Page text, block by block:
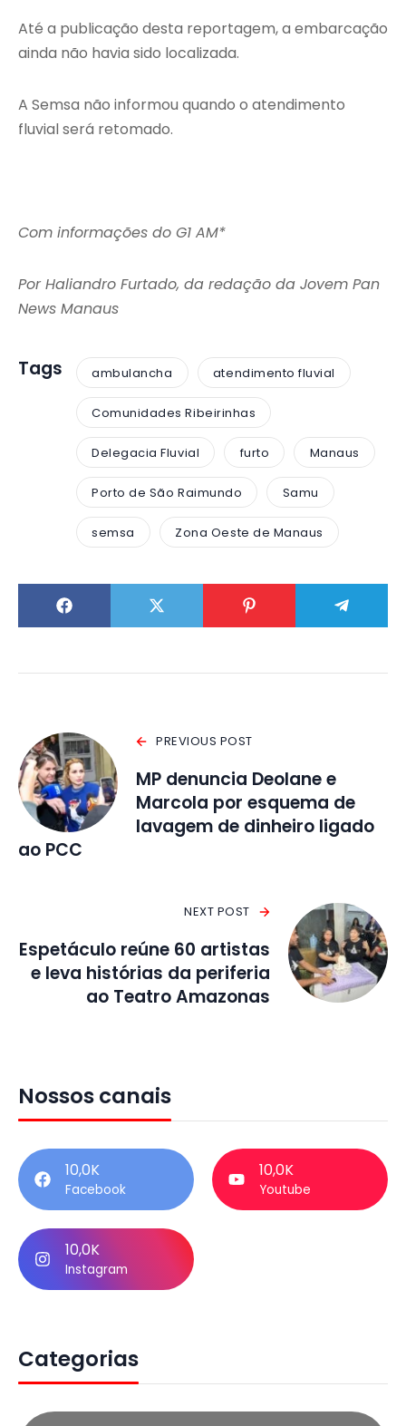
Até a publicação desta reportagem, a embarcação
ainda não havia sido localizada.
A Semsa não informou quando o atendimento
fluvial será retomado.
Com informações do G1 AM*
Por Haliandro Furtado, da redação da Jovem Pan
News Manaus
Tags ambulancha atendimento fluvial
Comunidades Ribeirinhas
Delegacia Fluvial furto Manaus
Porto de São Raimundo Samu
semsa Zona Oeste de Manaus
PREVIOUS POST
MP denuncia Deolane e
Marcola por esquema de
lavagem de dinheiro ligado
ao PCC
NEXT POST
Espetáculo reúne 60 artistas
e leva histórias da periferia
ao Teatro Amazonas
Nossos canais
10,0K
Facebook
10,0K
Youtube
10,0K
Instagram
Categorias